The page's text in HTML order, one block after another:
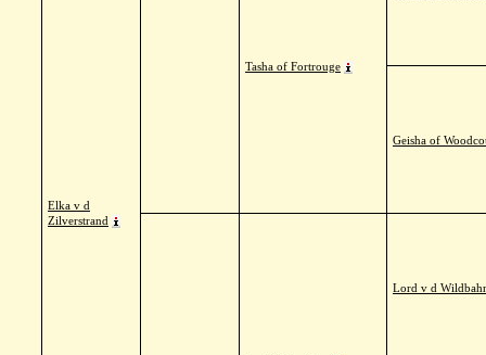
Elka v d
Zilverstrand
Tasha of Fortrouge
Geisha of
Lord v d